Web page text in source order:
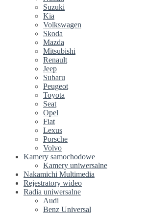
Suzuki
Kia
Volkswagen
Skoda
Mazda
Mitsubishi
Renault
Jeep
Subaru
Peugeot
Toyota
Seat
Opel
Fiat
Lexus
Porsche
Volvo
Kamery samochodowe
Kamery uniwersalne
Nakamichi Multimedia
Rejestratory wideo
Radia uniwersalne
Audi
Benz Universal